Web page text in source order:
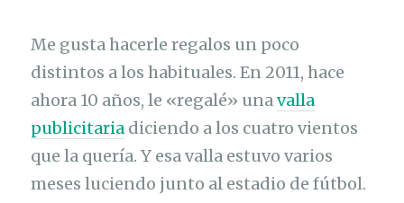
Me gusta hacerle regalos un poco
distintos a los habituales. En 2011, hace
ahora 10 años, le «regalé» unavalla
publicitaria diciendo a los cuatro vientos
que la quería. Y esa valla estuvo varios
meses luciendo junto al estadio de fútbol.